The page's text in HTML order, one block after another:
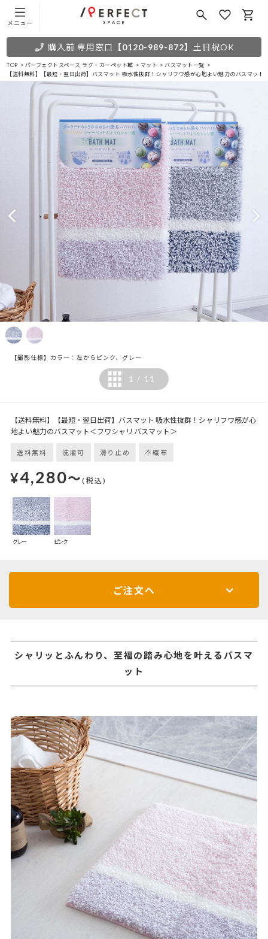
メニュー
購入前 専用窓口 【0120-989-872】 土日祝OK
TOP パーフェクトスペース ラグ・カーペット館 マット
バスマット一覧
【送料無料】【最短・翌日出荷】バスマット 吸水性抜群！シャリフワ感が心地よい魅力のバスマット
【撮影仕様】カラー：左からピンク、グレー
1 / 11
【送料無料】【最短・翌日出荷】バスマット 吸水性抜群！シャリフワ感が心
地よい魅力のバスマット＜フワシャリ バスマット＞
送料無料 洗濯可 滑り止め 不織布
¥4,280～(税込)
グレー ピンク
ご注文へ
シャリッとふんわり、至福の踏み心地を叶えるバスマ
ット